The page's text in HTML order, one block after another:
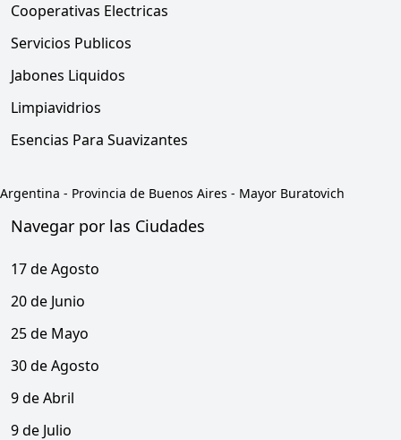
Cooperativas Electricas
Servicios Publicos
Jabones Liquidos
Limpiavidrios
Esencias Para Suavizantes
Argentina - Provincia de Buenos Aires - Mayor Buratovich
Navegar por las Ciudades
17 de Agosto
20 de Junio
25 de Mayo
30 de Agosto
9 de Abril
9 de Julio